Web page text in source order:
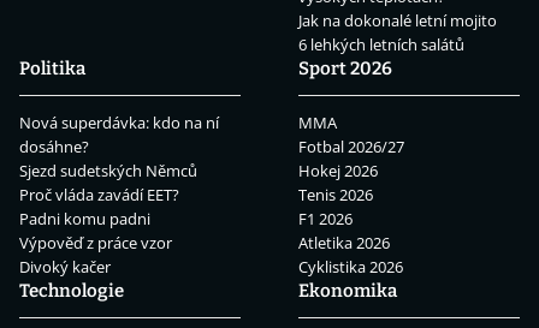
Jak na dokonalé letní mojito
6 lehkých letních salátů
Politika
Nová superdávka: kdo na ní
dosáhne?
Sjezd sudetských Němců
Proč vláda zavádí EET?
Padni komu padni
Výpověď z práce vzor
Divoký kačer
Sport 2026
MMA
Fotbal 2026/27
Hokej 2026
Tenis 2026
F1 2026
Atletika 2026
Cyklistika 2026
Technologie
Ekonomika